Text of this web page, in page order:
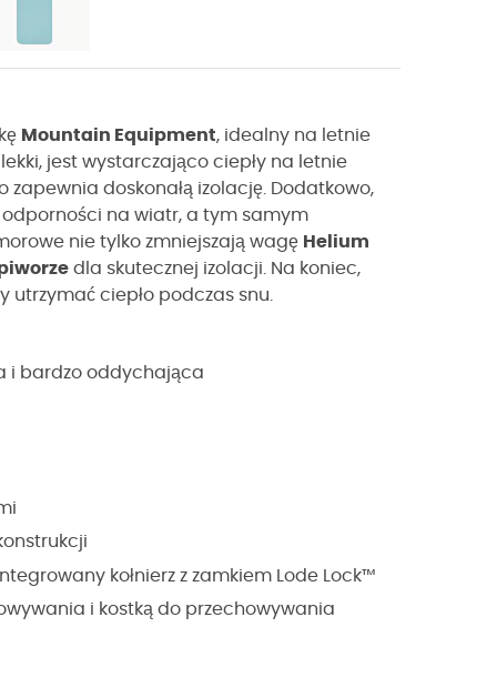
Mountain Equipment, idealny na letnie
jest wystarczająco ciepły na letnie
zapewnia doskonałą izolację. Dodatkowo,
na wiatr, a tym samym
nie tylko zmniejszają wagę Helium
dla skutecznej izolacji. Na koniec,
utrzymać ciepło podczas snu.
i bardzo oddychająca
kołnierz z zamkiem Lode Lock™
i kostką do przechowywania